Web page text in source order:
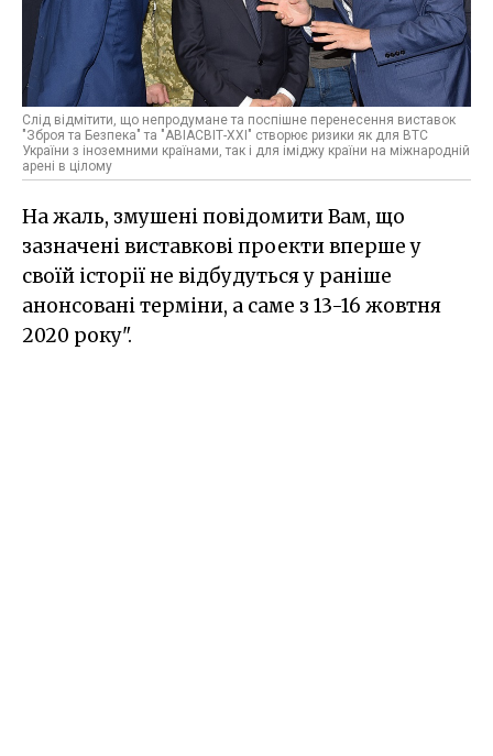
Слід відмітити, що непродумане та поспішне перенесення виставок
"Зброя та Безпека" та "АВІАСВІТ-ХХІ" створює ризики як для ВТС
України з іноземними країнами, так і для іміджу країни на міжнародній
арені в цілому
На жаль, змушені повідомити Вам, що
зазначені виставкові проекти вперше у
своїй історії не відбудуться у раніше
анонсовані терміни, а саме з 13-16 жовтня
2020 року".